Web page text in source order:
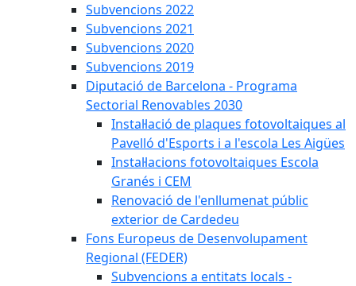
Subvencions 2022
Subvencions 2021
Subvencions 2020
Subvencions 2019
Diputació de Barcelona - Programa
Sectorial Renovables 2030
Instal·lació de plaques fotovoltaiques al
Pavelló d'Esports i a l'escola Les Aigües
Instal·lacions fotovoltaiques Escola
Granés i CEM
Renovació de l'enllumenat públic
exterior de Cardedeu
Fons Europeus de Desenvolupament
Regional (FEDER)
Subvencions a entitats locals -